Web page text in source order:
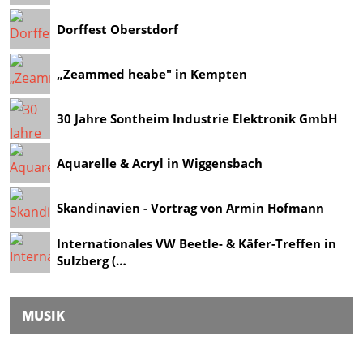
Dorffest Oberstdorf
„Zeammed heabe" in Kempten
30 Jahre Sontheim Industrie Elektronik GmbH
Aquarelle & Acryl in Wiggensbach
Skandinavien - Vortrag von Armin Hofmann
Internationales VW Beetle- & Käfer-Treffen in
Sulzberg (…
MUSIK